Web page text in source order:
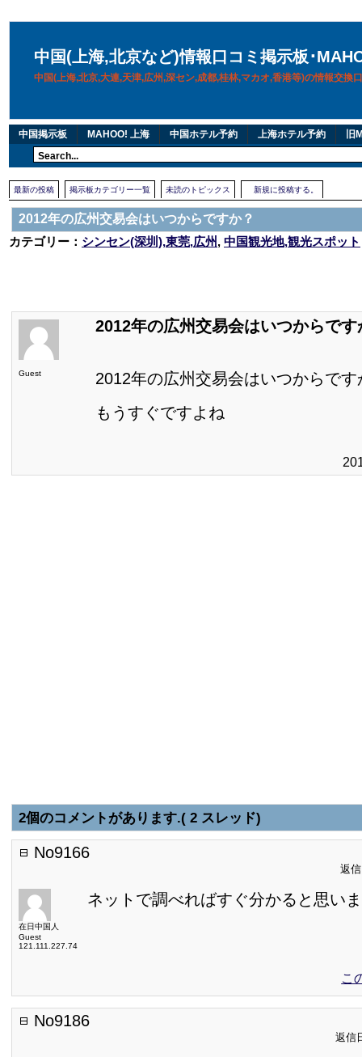
中国(上海,北京など)情報口コミ掲示板･
中国(上海,北京,大連,天津,広州,深セン,成都,桂林,マカオ,香港等)の情報交換
中国掲示板 MAHOO! 上海 中国ホテル予約 上海ホテル予約 旧
最新の投稿 掲示板カテゴリー一覧 未読のトピックス 新規に投稿する。
2012年の広州交易会はいつからですか？
カテゴリー： シンセン(深圳),東莞,広州, 中国観光地,観光スポット
Guest
2012年の広州交易会はいつからです
2012年の広州交易会はいつからです
もうすぐですよね
2個のコメントがあります.( 2 スレッド)
No9166
返
在日中国人
Guest
121.111.227.74
ネットで調べればすぐ分かると思い
こ
No9186
返信